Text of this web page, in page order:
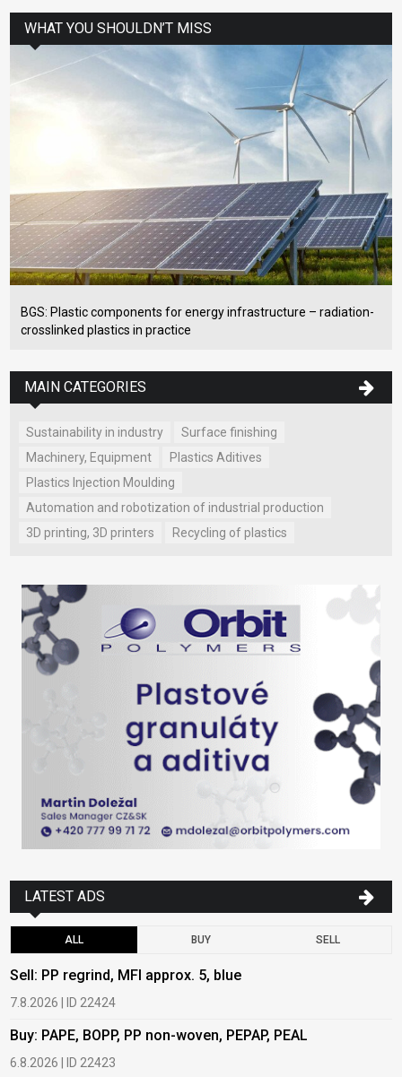
WHAT YOU SHOULDN’T MISS
BGS: Plastic components for energy infrastructure – radiation-
crosslinked plastics in practice
MAIN CATEGORIES
Sustainability in industry
Surface finishing
Machinery, Equipment
Plastics Aditives
Plastics Injection Moulding
Automation and robotization of industrial production
3D printing, 3D printers
Recycling of plastics
LATEST ADS
ALL BUY SELL
Sell: PP regrind, MFI approx. 5, blue
7.8.2026 | ID 22424
Buy: PAPE, BOPP, PP non-woven, PEPAP, PEAL
6.8.2026 | ID 22423